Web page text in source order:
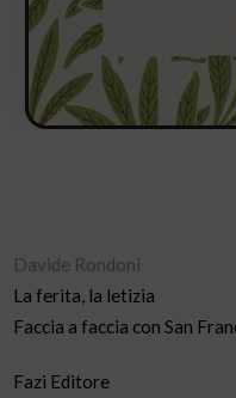
Davide Rondoni
La ferita, la letizia
Faccia a faccia con San
Fazi Editore